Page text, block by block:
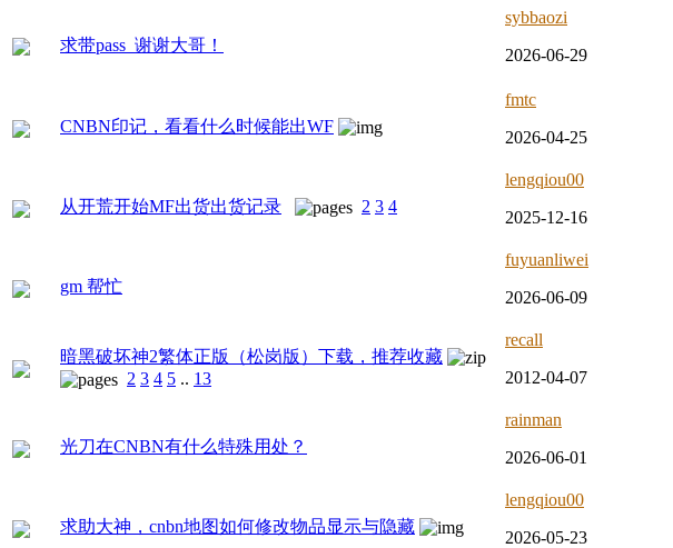
求带pass 谢谢大哥！
sybbaozi
2026-06-29
CNBN印记，看看什么时候能出WF
fmtc
2026-04-25
从开荒开始MF出货出货记录 2 3 4
lengqiou00
2025-12-16
gm 帮忙
fuyuanliwei
2026-06-09
暗黑破坏神2繁体正版（松岗版）下载，推荐收藏
2 3 4 5 .. 13
recall
2012-04-07
光刀在CNBN有什么特殊用处？
rainman
2026-06-01
求助大神，cnbn地图如何修改物品显示与隐藏
lengqiou00
2026-05-23